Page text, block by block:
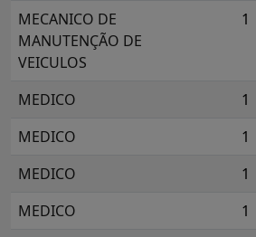
MECANICO DE
MANUTENÇÃO DE
VEICULOS
1
MEDICO 1
MEDICO
1
MEDICO
1
MEDICO
1